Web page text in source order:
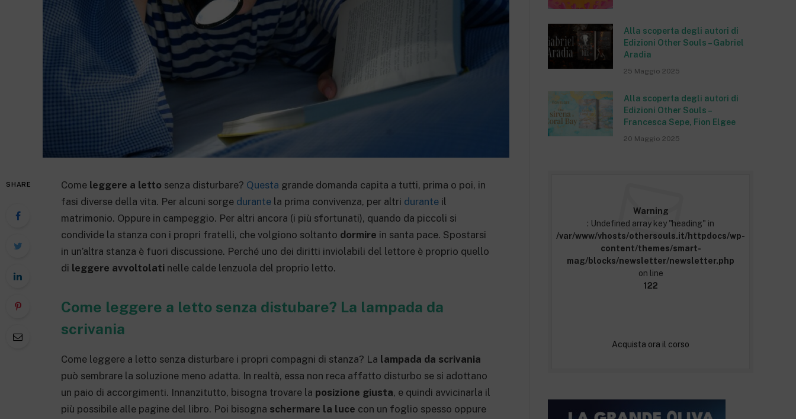
SHARE Come leggere a letto senza disturbare? Questa grande domanda capita a tutti, prima o poi, in
fasi diverse della vita. Per alcuni sorge durante la prima convivenza, per altri durante il
matrimonio. Oppure in campeggio. Per altri ancora (i più sfortunati), quando da piccoli si
condivide la stanza con i propri fratelli, che volgiono soltanto dormire in santa pace. Spostarsi
in un’altra stanza è fuori discussione. Perché uno dei diritti inviolabili del lettore è proprio quello
di leggere avvoltolati nelle calde lenzuola del proprio letto.
Come leggere a letto senza distubare? La lampada da
scrivania
Come leggere a letto senza disturbare i propri compagni di stanza? La lampada da scrivania
può sembrare la soluzione meno adatta. In realtà, essa non reca affatto disturbo se si adottano
un paio di accorgimenti. Innanzitutto, bisogna trovare la posizione giusta, e quindi avvicinarla il
più possibile alle pagine del libro. Poi bisogna schermare la luce con un foglio spesso oppure
Alla scoperta degli autori di
Edizioni Other Souls – Gabriel
Aradia
25 Maggio 2025
Alla scoperta degli autori di
Edizioni Other Souls –
Francesca Sepe, Fion Elgee
20 Maggio 2025
Warning
: Undefined array key "heading" in
/var/www/vhosts/othersouls.it/httpdocs/wp-
content/themes/smart-
mag/blocks/newsletter/newsletter.php
on line
122
Acquista ora il corso